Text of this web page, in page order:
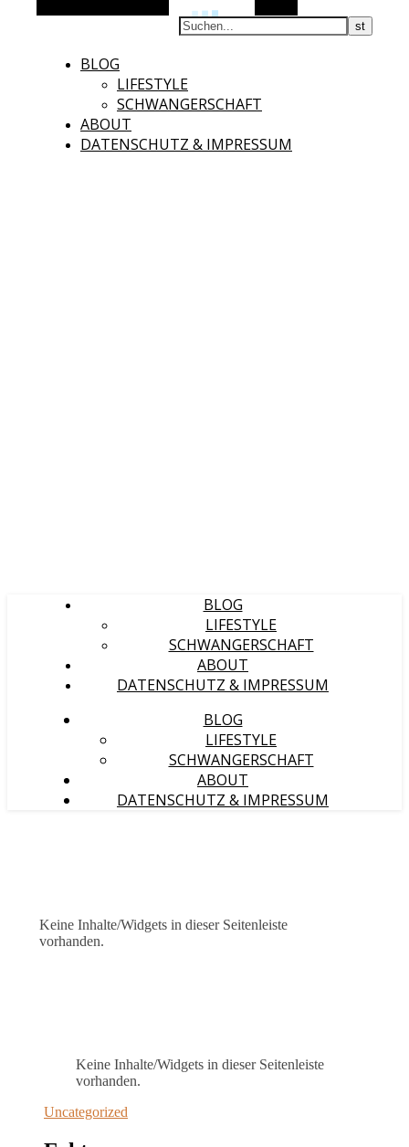
BLOG
LIFESTYLE
SCHWANGERSCHAFT
ABOUT
DATENSCHUTZ & IMPRESSUM
BLOG
LIFESTYLE
SCHWANGERSCHAFT
ABOUT
DATENSCHUTZ & IMPRESSUM
BLOG
LIFESTYLE
SCHWANGERSCHAFT
ABOUT
DATENSCHUTZ & IMPRESSUM
Keine Inhalte/Widgets in dieser Seitenleiste
vorhanden.
Keine Inhalte/Widgets in dieser Seitenleiste
vorhanden.
Uncategorized